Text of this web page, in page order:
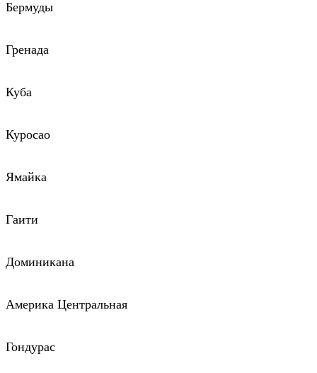
Бермуды
Гренада
Куба
Куросао
Ямайка
Гаити
Доминикана
Америка Центральная
Гондурас